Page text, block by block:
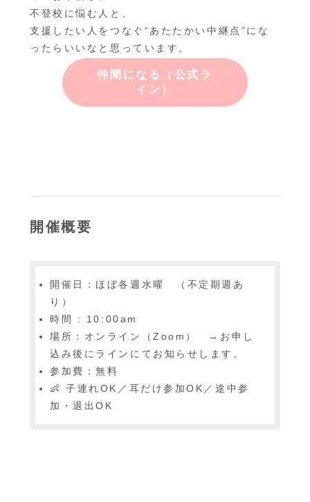
不登校に悩む人と、
支援したい人をつなぐ“あたたかい中継点”にな
ったらいいなと思っています。
仲間になる
（公式ラ
イン）
開催概要
開催日：ほぼ各週水曜 （不定期週あ
り）
時間 : 10:00am
場所：オンライン（Zoom） →お申し
込み後にラインにてお知らせします。
参加費：無料
👶 子連れOK／耳だけ参加OK／途中参
加・退出OK